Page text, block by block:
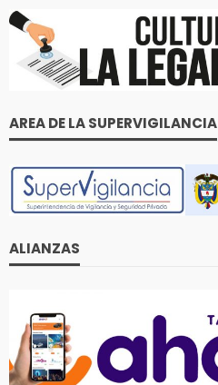
AREA DE LA SUPERVIGILANCIA
ALIANZAS